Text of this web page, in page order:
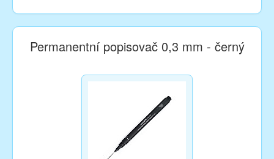
Permanentní popisovač 0,3 mm - černý